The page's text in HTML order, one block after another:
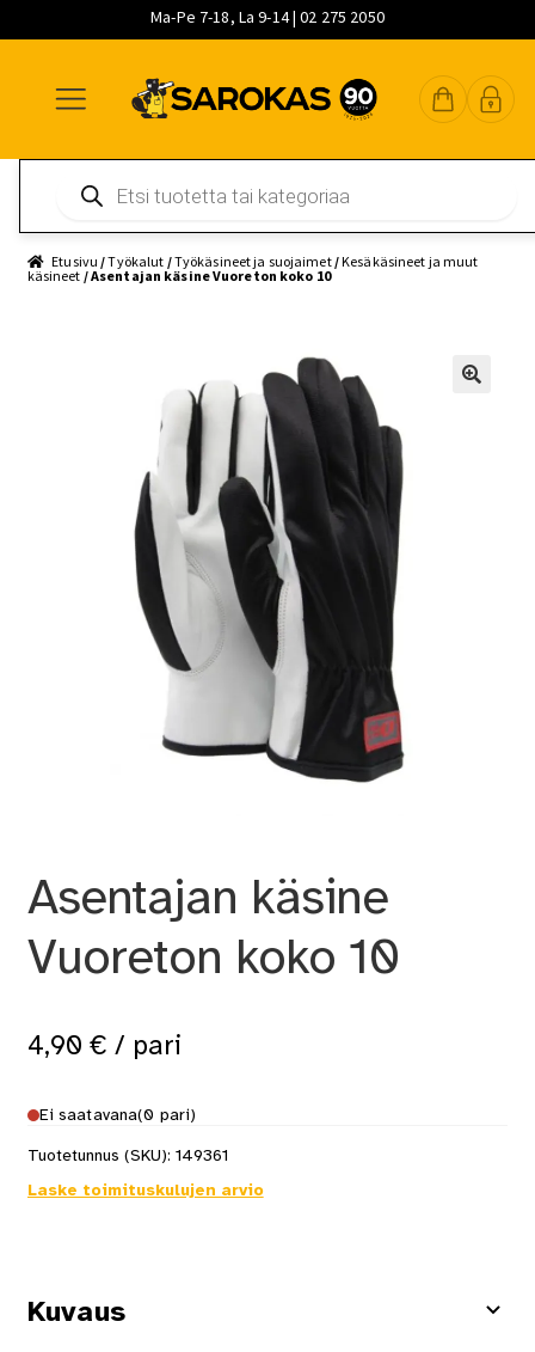
Ma-Pe 7-18, La 9-14 | 02 275 2050
navigointiin
sisältöön
pääsisältöön
search
Etusivu /Työkalut /Työkäsineet ja suojaimet/Kesäkäsineet ja muut
käsineet / Asentajan käsine Vuoreton koko 10
Asentajan käsine
Vuoreton koko 10
4,90 € / pari
Ei saatavana(0 pari)
Tuotetunnus (SKU): 149361
Laske toimituskulujen arvio
Kuvaus